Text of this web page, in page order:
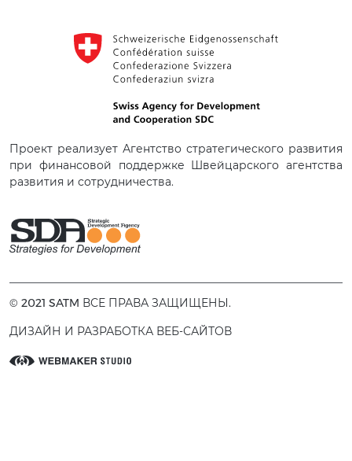
Проект реализует Агентство стратегического развития
при финансовой поддержке Швейцарского агентства
развития и сотрудничества.
© 2021 SATM ВСЕ ПРАВА ЗАЩИЩЕНЫ.
ДИЗАЙН И РАЗРАБОТКА ВЕБ-САЙТОВ